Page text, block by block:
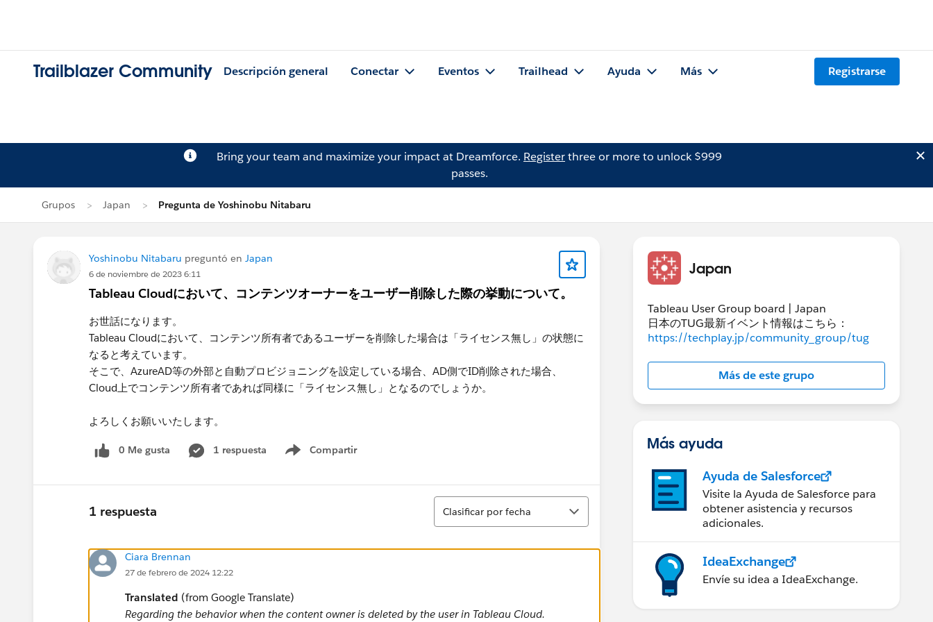
Trailblazer Community Descripción general Conectar Eventos Trailhead Ayuda Más Registrarse
Bring your team and maximize your impact at Dreamforce. Registerthree or more to unlock $999
passes.
Grupos Japan Pregunta de Yoshinobu Nitabaru
Yoshinobu Nitabaru preguntó en Japan
6 de noviembre de 2023 6:11
Tableau Cloudにおいて、コンテンツオーナーをユーザー削除した際の挙動について。
お世話になります。
Tableau Cloudにおいて、コンテンツ所有者であるユーザーを削除した場合は「ライセンス無し」の状態に
なると考えています。
そこで、AzureAD等の外部と自動プロビジョニングを設定している場合、AD側でID削除された場合、
Cloud上でコンテンツ所有者であれば同様に「ライセンス無し」となるのでしょうか。
よろしくお願いいたします。
0 Me gusta 1 respuesta Compartir
Show menu
1 respuesta
Ordenar
Clasificar por fecha
Ciara Brennan
27 de febrero de 2024 12:22
Translated (from Google Translate)
Regarding the behavior when the content owner is deleted by the user in Tableau Cloud.
Japan
Tableau User Group board | Japan
日本のTUG最新イベント情報はこちら：
https://techplay.jp/community_group/tug
Más de este grupo
Más ayuda
Ayuda de Salesforce
Visite la Ayuda de Salesforce para
obtener asistencia y recursos
adicionales.
IdeaExchange
Envíe su idea a IdeaExchange.